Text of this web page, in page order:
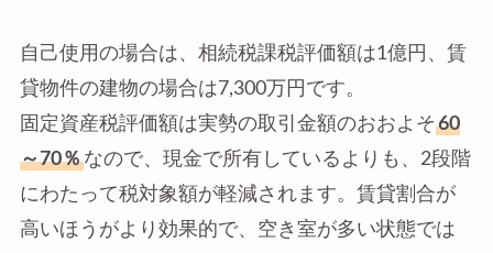
自己使用の場合は、相続税課税評価額は1億円、賃
貸物件の建物の場合は7,300万円です。
固定資産税評価額は実勢の取引金額のおおよそ60
～70％なので、現金で所有しているよりも、2段階
にわたって税対象額が軽減されます。賃貸割合が
高いほうがより効果的で、空き室が多い状態では